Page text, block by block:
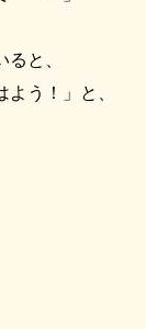
と、
う！」と、